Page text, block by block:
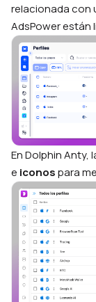
relacionada con
AdsPower están
En Dolphin Anty,
e iconospara